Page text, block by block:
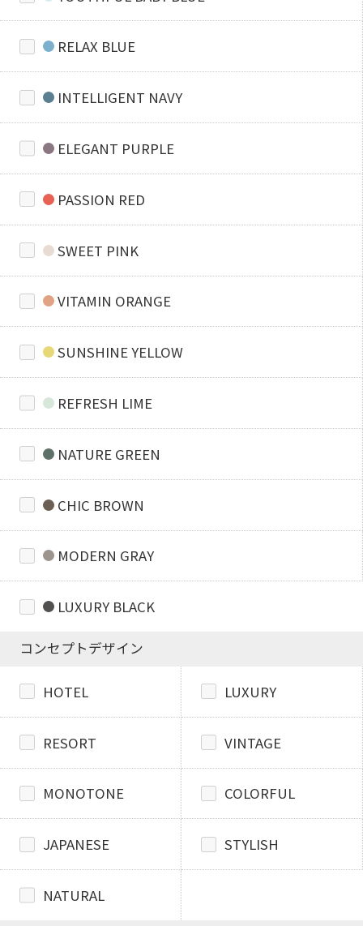
RELAX BLUE
INTELLIGENT NAVY
ELEGANT PURPLE
PASSION RED
SWEET PINK
VITAMIN ORANGE
SUNSHINE YELLOW
REFRESH LIME
NATURE GREEN
CHIC BROWN
MODERN GRAY
LUXURY BLACK
コンセプトデザイン
HOTEL LUXURY
RESORT VINTAGE
MONOTONE COLORFUL
JAPANESE STYLISH
NATURAL